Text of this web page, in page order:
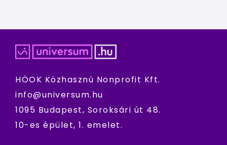
HÖOK Közhasznú Nonprofit Kft.
info@universum.hu
1095 Budapest, Soroksári út 48.
10-es épület, 1. emelet.